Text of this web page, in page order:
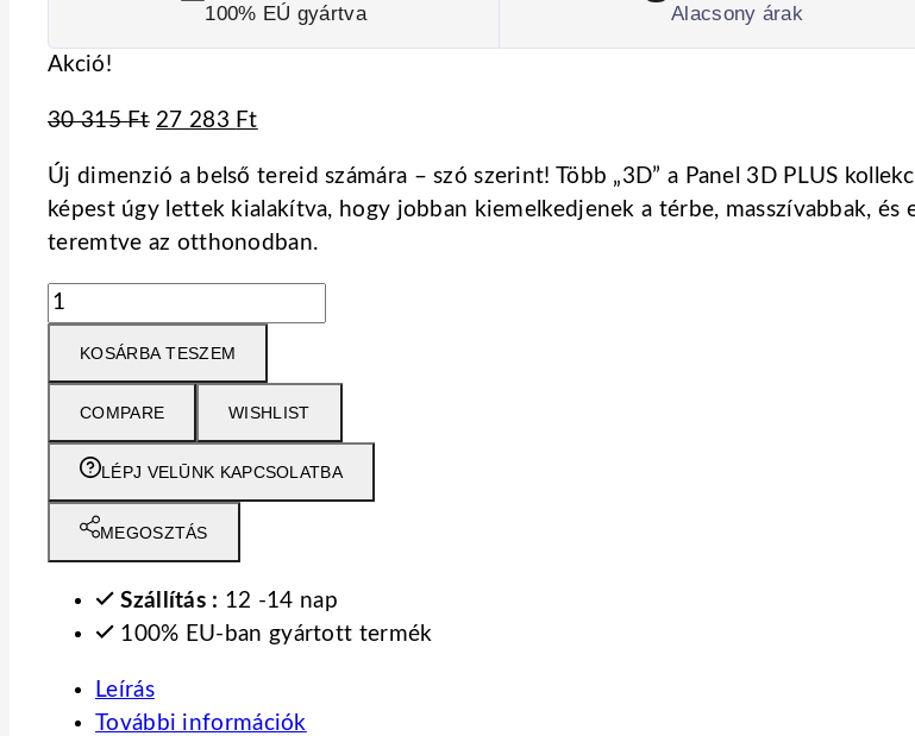
100% EÚ gyártva Alacsony árak
Akció!
30 315Ft 27 283 Ft
Új dimenzió a belső tereid számára – szó szerint! Több „3D” a Panel 3D PLUS
képest úgy lettek kialakítva, hogy jobban kiemelkedjenek a térbe, masszívabbak,
teremtve az otthonodban.
KOSÁRBA TESZEM
COMPARE WISHLIST
LÉPJ VELŪNK KAPCSOLATBA
MEGOSZTÁS
Szállítás : 12 -14 nap
100% EU-ban gyártott termék
Leírás
További információk